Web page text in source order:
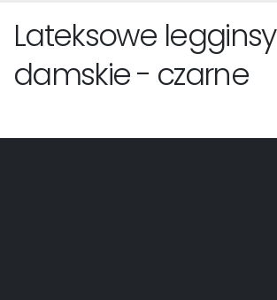
Lateksowe legginsy
damskie - czarne